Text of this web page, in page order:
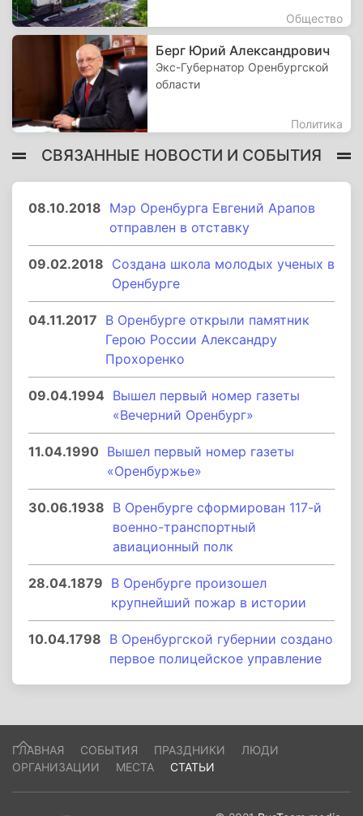
Общество
Берг Юрий Александрович
Экс-Губернатор Оренбургской
области
Политика
СВЯЗАННЫЕ НОВОСТИ И СОБЫТИЯ
08.10.2018 Мэр Оренбурга Евгений Арапов
отправлен в отставку
09.02.2018 Создана школа молодых ученых в
Оренбурге
04.11.2017 В Оренбурге открыли памятник
Герою России Александру
Прохоренко
09.04.1994 Вышел первый номер газеты
«Вечерний Оренбург»
11.04.1990 Вышел первый номер газеты
«Оренбуржье»
30.06.1938 В Оренбурге сформирован 117-й
военно-транспортный
авиационный полк
28.04.1879 В Оренбурге произошел
крупнейший пожар в истории
10.04.1798 В Оренбургской губернии создано
первое полицейское управление
ГЛАВНАЯ СОБЫТИЯ ПРАЗДНИКИ
ЛЮДИ
ОРГАНИЗАЦИИ
МЕСТА СТАТЬИ